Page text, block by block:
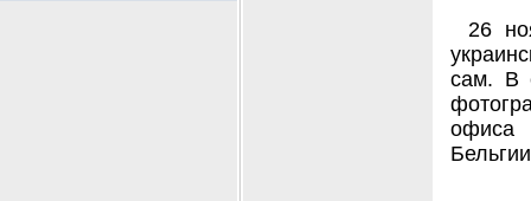
26
сам. В
офиса